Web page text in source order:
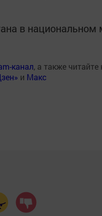
в
канал, а также читайте
и Макс